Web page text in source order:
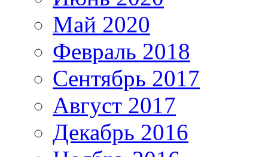
Май 2020
Февраль 2018
Сентябрь 2017
Август 2017
Декабрь 2016